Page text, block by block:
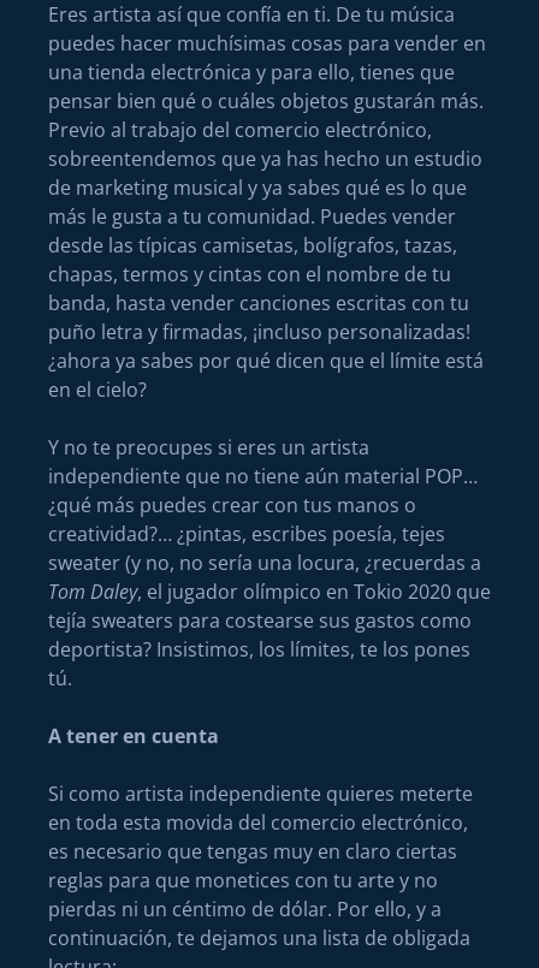
Eres artista así que confía en ti. De tu música
puedes hacer muchísimas cosas para vender en
una tienda electrónica y para ello, tienes que
pensar bien qué o cuáles objetos gustarán más.
Previo al trabajo del comercio electrónico,
sobreentendemos que ya has hecho un estudio
de marketing musical y ya sabes qué es lo que
más le gusta a tu comunidad. Puedes vender
desde las típicas camisetas, bolígrafos, tazas,
chapas, termos y cintas con el nombre de tu
banda, hasta vender canciones escritas con tu
puño letra y firmadas, ¡incluso personalizadas!
¿ahora ya sabes por qué dicen que el límite está
en el cielo?
Y no te preocupes si eres un artista
independiente que no tiene aún material POP…
¿qué más puedes crear con tus manos o
creatividad?… ¿pintas, escribes poesía, tejes
sweater (y no, no sería una locura, ¿recuerdas a
Tom Daley, el jugador olímpico en Tokio 2020 que
tejía sweaters para costearse sus gastos como
deportista? Insistimos, los límites, te los pones
tú.
A tener en cuenta
Si como artista independiente quieres meterte
en toda esta movida del comercio electrónico,
es necesario que tengas muy en claro ciertas
reglas para que monetices con tu arte y no
pierdas ni un céntimo de dólar. Por ello, y a
continuación, te dejamos una lista de obligada